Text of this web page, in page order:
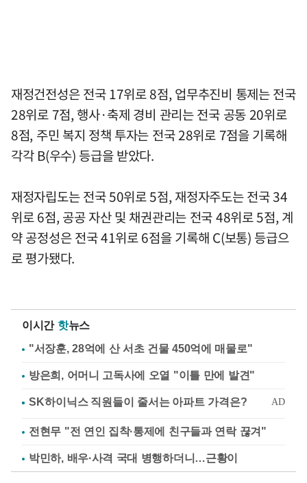
재정건전성은 전국 17위로 8점, 업무추진비 통제는 전국
28위로 7점, 행사·축제 경비 관리는 전국 공동 20위로
8점, 주민 복지 정책 투자는 전국 28위로 7점을 기록해
각각 B(우수) 등급을 받았다.
재정자립도는 전국 50위로 5점, 재정자주도는 전국 34
위로 6점, 공공 자산 및 채권관리는 전국 48위로 5점, 계
약 공정성은 전국 41위로 6점을 기록해 C(보통) 등급으
로 평가됐다.
이시간 핫뉴스
"서장훈, 28억에 산 서초 건물 450억에 매물로"
방은희, 어머니 고독사에 오열 "이틀 만에 발견"
전현무 "전 연인 집착·통제에 친구들과 연락 끊겨"
박민하, 배우·사격 국대 병행하더니…근황이